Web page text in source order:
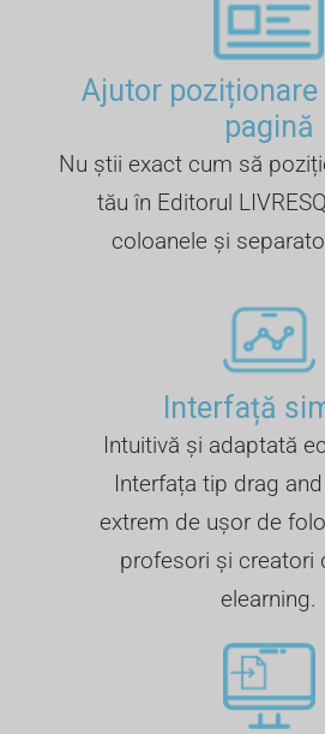
Ajutor poziționare
pagină
Nu știi exact cum să
tău în Editorul
coloanele și
Interfață
Intuitivă și adaptată
Interfața tip drag
extrem de ușor de
profesori și creatori
elearning.